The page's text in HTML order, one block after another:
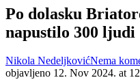
Po dolasku
napustilo 300 ljudi
Nikola NedeljkovićNema
objavljeno 12. Nov 2024. at